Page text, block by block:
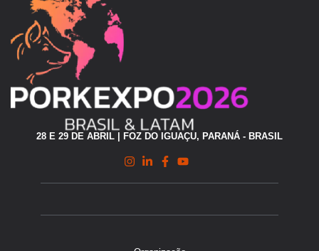
28 E 29 DE ABRIL | FOZ DO IGUAÇU, PARANÁ - BRASIL